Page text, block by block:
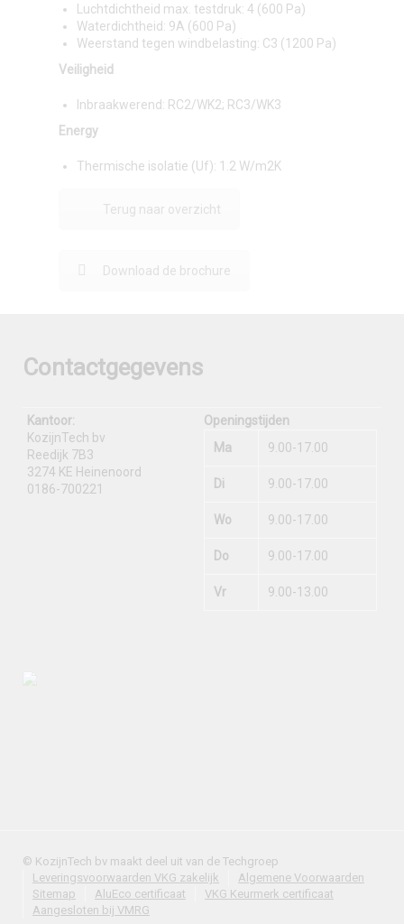
Luchtdichtheid max. testdruk: 4 (600 Pa)
Waterdichtheid: 9A (600 Pa)
Weerstand tegen windbelasting: C3 (1200 Pa)
Veiligheid
Inbraakwerend: RC2/WK2; RC3/WK3
Energy
Thermische isolatie (Uf): 1.2 W/m2K
Terug naar overzicht
Download de brochure
Contactgegevens
Kantoor:
KozijnTech bv
Reedijk 7B3
3274 KE Heinenoord
0186-700221
Openingstijden
Ma
9.00-17.00
Di 9.00-17.00
Wo 9.00-17.00
Do 9.00-17.00
Vr 9.00-13.00
© KozijnTech bv maakt deel uit van de Techgroep
Leveringsvoorwaarden VKG zakelijk
Algemene Voorwaarden
Sitemap
AluEco certificaat
VKG Keurmerk certificaat
Aangesloten bij VMRG